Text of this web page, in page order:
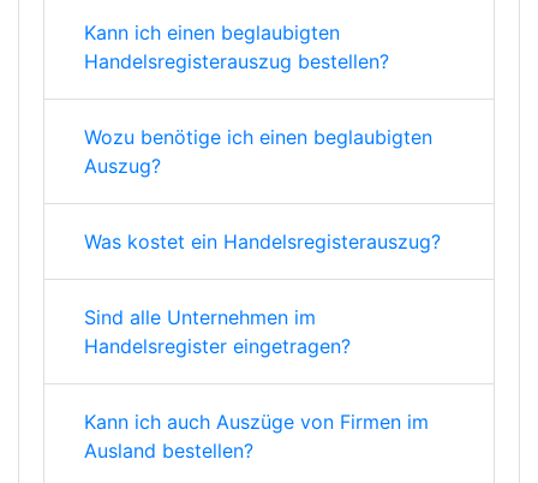
Kann ich einen beglaubigten
Handelsregisterauszug bestellen?
Wozu benötige ich einen beglaubigten
Auszug?
Was kostet ein Handelsregisterauszug?
Sind alle Unternehmen im
Handelsregister eingetragen?
Kann ich auch Auszüge von Firmen im
Ausland bestellen?